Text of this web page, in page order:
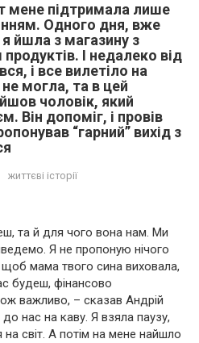
мене підтримала лише
Одного дня, вже
йшла з магазину з
І недалеко від
і все вилетіло на
могла, та в цей
чоловік, який
Він допоміг, і провів
“гарний” вихід з
життєві історії
та й для чого вона нам. Ми
Я не пропоную нічого
мама твого сина виховала,
будеш, фінансово
важливо, – сказав Андрій
нас на каву. Я взяла паузу,
на світ. А потім на мене найшло